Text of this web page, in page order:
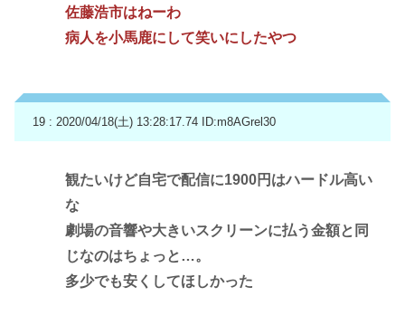
佐藤浩市はねーわ
病人を小馬鹿にして笑いにしたやつ
19 : 2020/04/18(土) 13:28:17.74 ID:m8AGrel30
観たいけど自宅で配信に1900円はハードル高い
な
劇場の音響や大きいスクリーンに払う金額と同
じなのはちょっと…。
多少でも安くしてほしかった